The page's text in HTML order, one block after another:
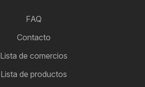
FAQ
Contacto
Lista de comercios
Lista de productos